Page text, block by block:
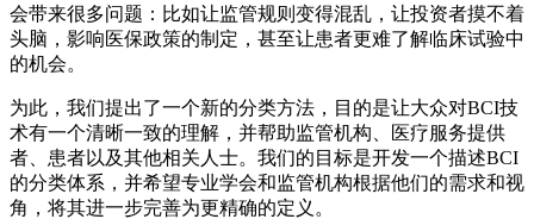
会带来很多问题：比如让监管规则变得混乱，让投资者摸不着
头脑，影响医保政策的制定，甚至让患者更难了解临床试验中
的机会。
为此，我们提出了一个新的分类方法，目的是让大众对BCI技
术有一个清晰一致的理解，并帮助监管机构、医疗服务提供
者、患者以及其他相关人士。我们的目标是开发一个描述BCI
的分类体系，并希望专业学会和监管机构根据他们的需求和视
角，将其进一步完善为更精确的定义。